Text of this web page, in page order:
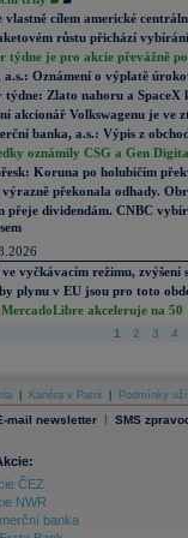
vlastně cílem americké
růstu přichází
týdne je pro akcie převážně
a.s.: Oznámení o výplatě
týdne: Zlato nahoru a SpaceX
akcionář Volkswagenu je ve
banka, a.s.: Výpis z
oznámily CSG a Gen
Koruna po holubičím
výrazně překonala odhady.
přeje dividendám. CNBC
vyčkávacím režimu, zvýšení
plynu v EU jsou pro toto
akceleruje na
1 2 3 4
Kariéra v Patrii Podmínky
mail newsletter | SMS
ČEZ
NWR
banka